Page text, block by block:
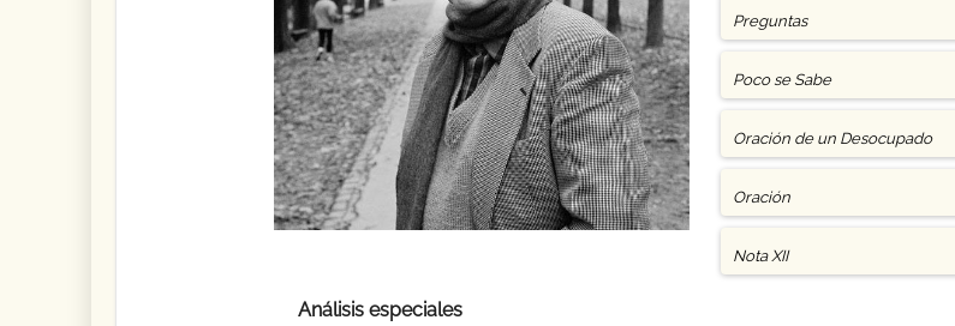
Preguntas
Poco se Sabe
Oración de un Desocupado
Oración
Nota XII
Análisis especiales